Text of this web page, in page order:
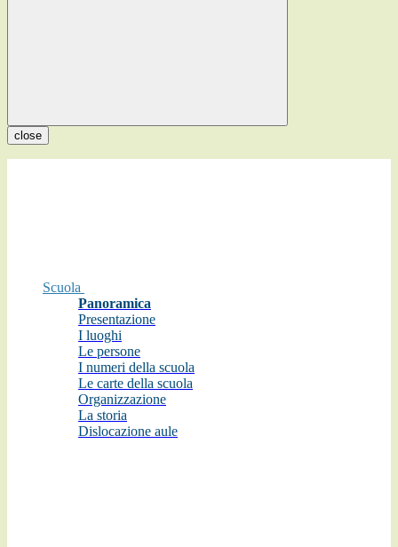
close
Scuola
Panoramica
Presentazione
I luoghi
Le persone
I numeri della scuola
Le carte della scuola
Organizzazione
La storia
Dislocazione aule